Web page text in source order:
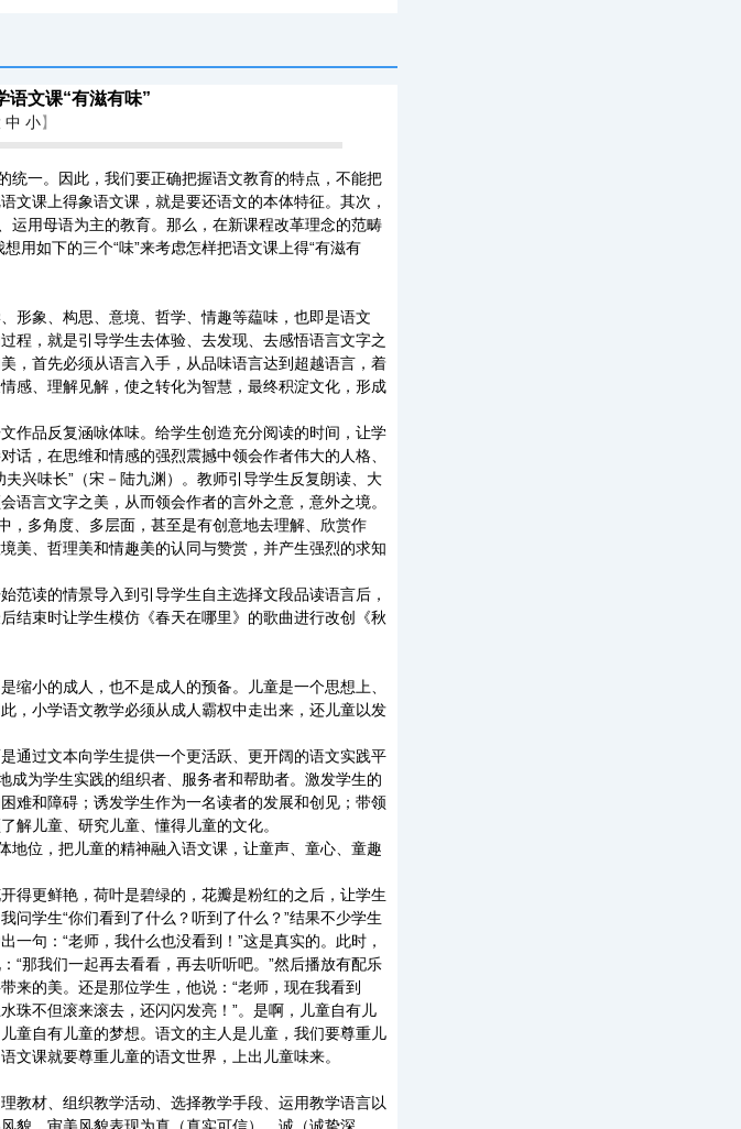
语文课“有滋有味”
中 小】
统一。因此，我们要正确把握语文教育的特点，不能把
文课上得象语文课，就是要还语文的本体特征。其次，
运用母语为主的教育。那么，在新课程改革理念的范畴
用如下的三个“味”来考虑怎样把语文课上得“有滋有
象、构思、意境、哲学、情趣等藴味，也即是语文
程，就是引导学生去体验、去发现、去感悟语言文字之
，首先必须从语言入手，从品味语言达到超越语言，着
感、理解见解，使之转化为智慧，最终积淀文化，形成
品反复涵咏体味。给学生创造充分阅读的时间，让学
话，在思维和情感的强烈震撼中领会作者伟大的人格、
兴味长”（宋－陆九渊）。教师引导学生反复朗读、大
语言文字之美，从而领会作者的言外之意，意外之境。
多角度、多层面，甚至是有创意地去理解、欣赏作
美、哲理美和情趣美的认同与赞赏，并产生强烈的求知
读的情景导入到引导学生自主选择文段品读语言后，
结束时让学生模仿《春天在哪里》的歌曲进行改创《秋
小的成人，也不是成人的预备。儿童是一个思想上、
，小学语文教学必须从成人霸权中走出来，还儿童以发
过文本向学生提供一个更活跃、更开阔的语文实践平
成为学生实践的组织者、服务者和帮助者。激发学生的
难和障碍；诱发学生作为一名读者的发展和创见；带领
解儿童、研究儿童、懂得儿童的文化。
位，把儿童的精神融入语文课，让童声、童心、童趣
更鲜艳，荷叶是碧绿的，花瓣是粉红的之后，让学生
问学生“你们看到了什么？听到了什么？”结果不少学生
句：“老师，我什么也没看到！”这是真实的。此时，
“那我们一起再去看看，再去听听吧。”然后播放有配乐
来的美。还是那位学生，他说：“老师，现在我看到
珠不但滚来滚去，还闪闪发亮！”。是啊，儿童自有儿
童自有儿童的梦想。语文的主人是儿童，我们要尊重儿
文课就要尊重儿童的语文世界，上出儿童味来。
材、组织教学活动、选择教学手段、运用教学语言以